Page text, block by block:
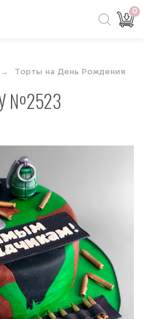
0
Торты на День Рождения
№2523